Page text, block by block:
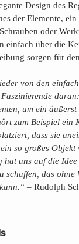
Design des
der Elemente,
oder
einfach über die
sorgen für
von den
um ein
zum Beispiel ein
dass sie
so großes Objekt
hat uns auf die
schaffen, das ohne
– Rudolph